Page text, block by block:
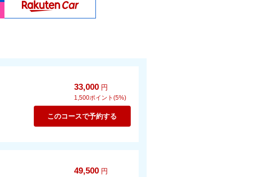
33,000 円
1,500ポイント(5%)
このコースで予約する
49,500 円